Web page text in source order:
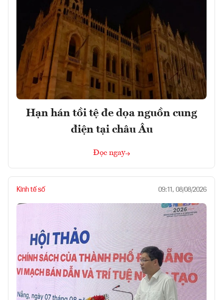
Hạn hán tồi tệ đe dọa nguồn cung
điện tại châu Âu
Đọc ngay
Kinh tế số 09:11, 08/08/2026